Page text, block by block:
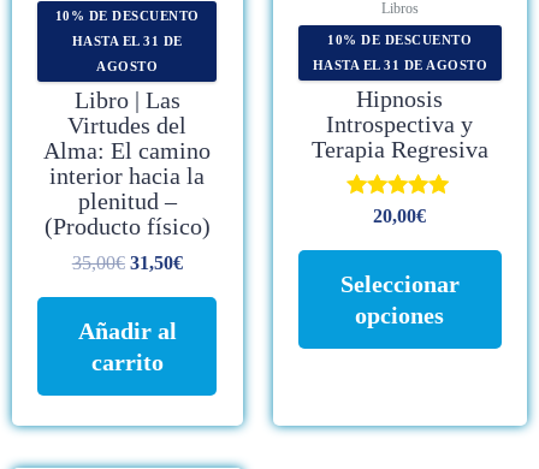
10% DE DESCUENTO
HASTA EL 31 DE
AGOSTO
Libro | Las
Virtudes del
Alma: El camino
interior hacia la
plenitud –
(Producto físico)
35,00€ 31,50€
Añadir al
carrito
Libros
10% DE DESCUENTO
HASTA EL 31 DE AGOSTO
Hipnosis
Introspectiva y
Terapia Regresiva
Valorado con
de 5
20,00€
Seleccionar
opciones